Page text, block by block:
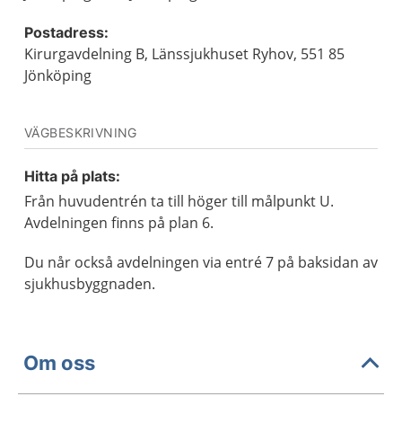
Postadress:
Kirurgavdelning B, Länssjukhuset Ryhov, 551 85
Jönköping
VÄGBESKRIVNING
Hitta på plats:
Från huvudentrén ta till höger till målpunkt U.
Avdelningen finns på plan 6.
Du når också avdelningen via entré 7 på baksidan av
sjukhusbyggnaden.
Om oss